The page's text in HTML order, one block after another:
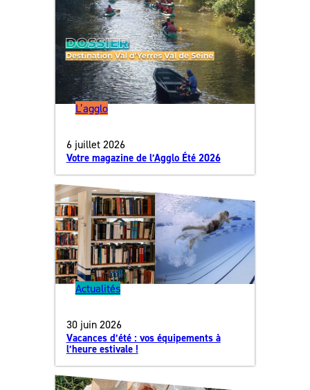
L’agglo
6 juillet 2026
Votre magazine de l’Agglo Été 2026
Actualités
30 juin 2026
Vacances d’été : vos équipements à
l’heure estivale !